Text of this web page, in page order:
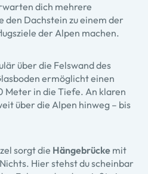
dich mehrere
den Dachstein zu einem der
der Alpen machen.
über die Felswand des
ermöglicht einen
Meter in die Tiefe. An klaren
über die Alpen hinweg – bis
sorgt die Hängebrücke mit
Hier stehst du scheinbar